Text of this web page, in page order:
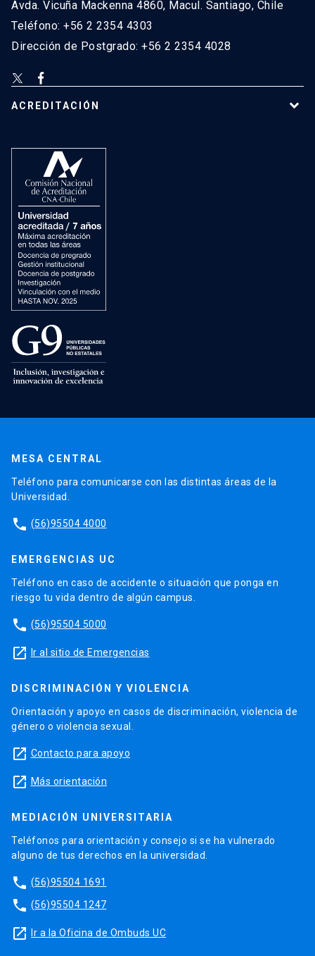
Avda. Vicuña Mackenna 4860, Macul. Santiago, Chile
Teléfono: +56 2 2354 4303
Dirección de Postgrado: +56 2 2354 4028
ACREDITACIÓN
MESA CENTRAL
Teléfono para comunicarse con las distintas áreas de la
Universidad.
phone (56)95504 4000
EMERGENCIAS UC
Teléfono en caso de accidente o situación que ponga en
riesgo tu vida dentro de algún campus.
phone (56)95504 5000
launch Ir al sitio de Emergencias
DISCRIMINACIÓN Y VIOLENCIA
Orientación y apoyo en casos de discriminación, violencia de
género o violencia sexual.
launch Contacto para apoyo
launch Más orientación
MEDIACIÓN UNIVERSITARIA
Teléfonos para orientación y consejo si se ha vulnerado
alguno de tus derechos en la universidad.
phone (56)95504 1691
phone (56)95504 1247
launch Ir a la Oficina de Ombuds UC